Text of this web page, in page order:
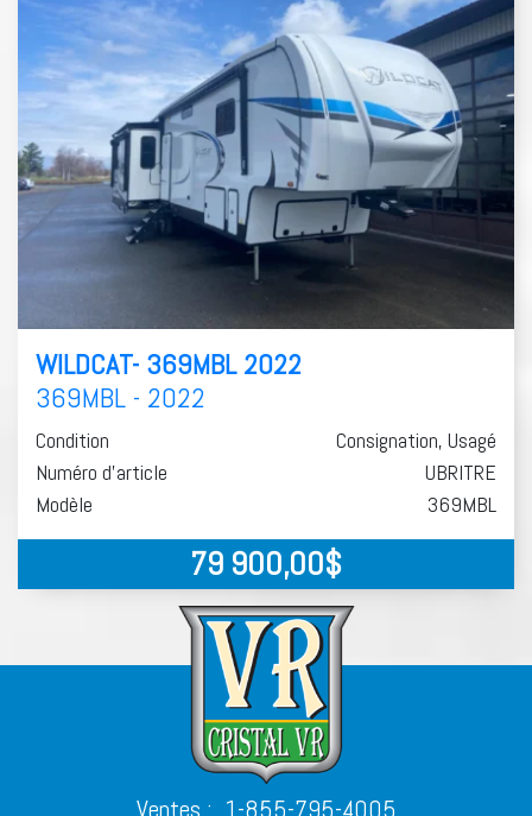
WILDCAT- 369MBL 2022
369MBL - 2022
Condition
Consignation, Usagé
Numéro d'article
UBRITRE
Modèle
369MBL
79 900,00$
Ventes : 1-855-795-4005